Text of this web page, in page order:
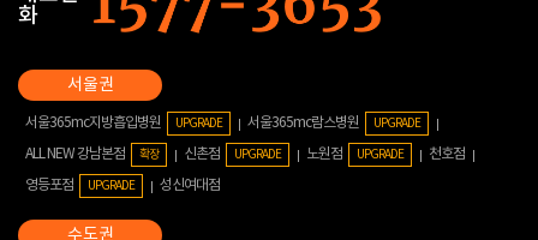
화
서울365mc지방흡입병원 UPGRADE 서울365mc람스병원 UPGRADE
ALL NEW 강남본점 확장 신촌점 UPGRADE 노원점 UPGRADE
천호점
영등포점
UPGRADE 성신여대점